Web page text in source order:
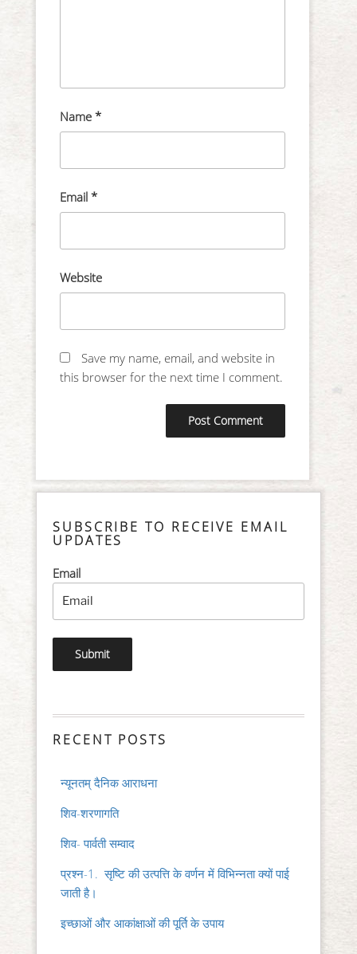
Name *
Email *
Website
Save my name, email, and website in
this browser for the next time I comment.
SUBSCRIBE TO RECEIVE EMAIL
UPDATES
Email
RECENT POSTS
न्यूनतम् दैनिक आराधना
शिव-शरणागति
शिव- पार्वती सम्वाद
प्रश्न-1. सृष्टि की उत्पत्ति के वर्णन में विभिन्नता क्यों पाई
जाती है।
इच्छाओं और आकांक्षाओं की पूर्ति के उपाय